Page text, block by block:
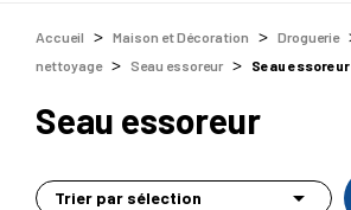
Accueil Maison et Décoration Droguerie
nettoyage
Seau essoreur Seau essoreur
Seau essoreur
Trier par sélection 